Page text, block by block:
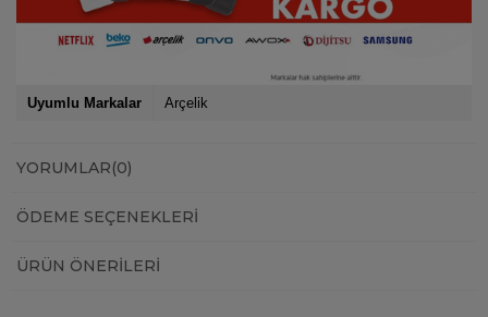
Uyumlu Markalar Arçelik
YORUMLAR(0)
ÖDEME SEÇENEKLERI
ÜRÜN ÖNERILERI